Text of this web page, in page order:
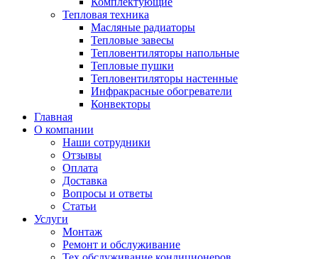
Тепловая техника
Масляные радиаторы
Тепловые завесы
Тепловентиляторы напольные
Тепловые пушки
Тепловентиляторы настенные
Инфракрасные обогреватели
Конвекторы
Главная
О компании
Наши сотрудники
Отзывы
Оплата
Доставка
Вопросы и ответы
Статьи
Услуги
Монтаж
Ремонт и обслуживание